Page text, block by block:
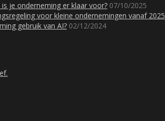
je onderneming er klaar voor? 07/10/2025
voor kleine ondernemingen vanaf 2025
gebruik van AI? 02/12/2024